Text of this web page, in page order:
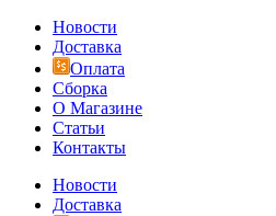
Новости
Доставка
Оплата
Сборка
О Магазине
Статьи
Контакты
Новости
Доставка